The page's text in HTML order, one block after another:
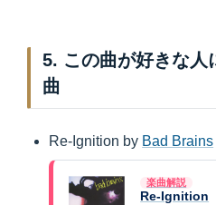
5. この曲が好きな
曲
Re-Ignition by Bad Brains
楽曲解説
Re-Ignition